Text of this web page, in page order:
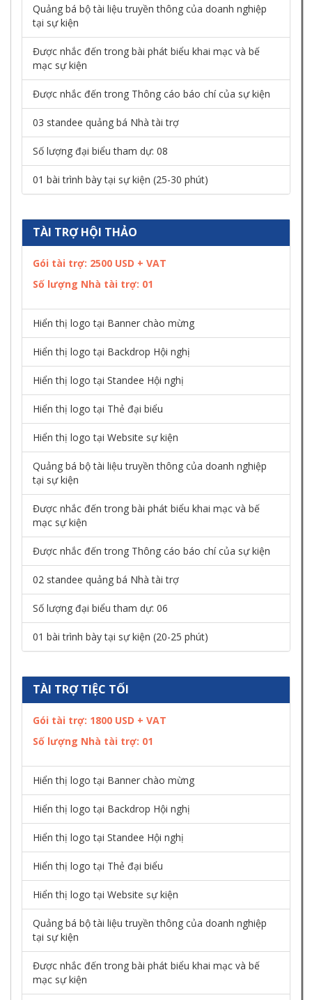
Quảng bá bộ tài liệu truyền thông của doanh nghiệp
tại sự kiện
Được nhắc đến trong bài phát biểu khai mạc và bế
mạc sự kiện
Được nhắc đến trong Thông cáo báo chí của sự kiện
03 standee quảng bá Nhà tài trợ
Số lượng đại biểu tham dự: 08
01 bài trình bày tại sự kiện (25-30 phút)
TÀI TRỢ HỘI THẢO
Gói tài trợ: 2500 USD + VAT
Số lượng Nhà tài trợ: 01
Hiển thị logo tại Banner chào mừng
Hiển thị logo tại Backdrop Hội nghị
Hiển thị logo tại Standee Hội nghị
Hiển thị logo tại Thẻ đại biểu
Hiển thị logo tại Website sự kiện
Quảng bá bộ tài liệu truyền thông của doanh nghiệp
tại sự kiện
Được nhắc đến trong bài phát biểu khai mạc và bế
mạc sự kiện
Được nhắc đến trong Thông cáo báo chí của sự kiện
02 standee quảng bá Nhà tài trợ
Số lượng đại biểu tham dự: 06
01 bài trình bày tại sự kiện (20-25 phút)
TÀI TRỢ TIỆC TỐI
Gói tài trợ: 1800 USD + VAT
Số lượng Nhà tài trợ: 01
Hiển thị logo tại Banner chào mừng
Hiển thị logo tại Backdrop Hội nghị
Hiển thị logo tại Standee Hội nghị
Hiển thị logo tại Thẻ đại biểu
Hiển thị logo tại Website sự kiện
Quảng bá bộ tài liệu truyền thông của doanh nghiệp
tại sự kiện
Được nhắc đến trong bài phát biểu khai mạc và bế
mạc sự kiện